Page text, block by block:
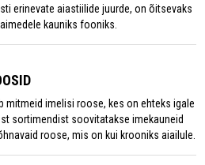
erinevate aiastiilide juurde, on õitsevaks
kauniks fooniks.
mitmeid imelisi roose, kes on ehteks igale
sortimendist soovitatakse imekauneid
roose, mis on kui krooniks aiailule.